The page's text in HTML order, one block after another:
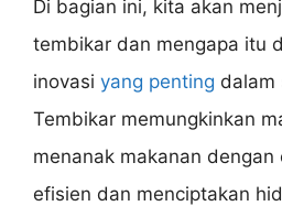
Di bagian ini, kita akan
tembikar dan mengapa itu
inovasi yang penting dalam
Tembikar memungkinkan
menanak makanan dengan
efisien dan menciptakan